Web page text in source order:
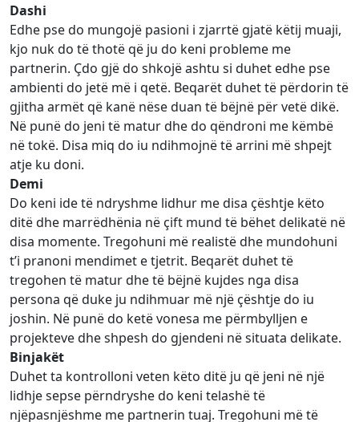
Dashi
Edhe pse do mungojë pasioni i zjarrtë gjatë këtij muaji,
kjo nuk do të thotë që ju do keni probleme me
partnerin. Çdo gjë do shkojë ashtu si duhet edhe pse
ambienti do jetë më i qetë. Beqarët duhet të përdorin të
gjitha armët që kanë nëse duan të bëjnë për vetë dikë.
Në punë do jeni të matur dhe do qëndroni me këmbë
në tokë. Disa miq do iu ndihmojnë të arrini më shpejt
atje ku doni.
Demi
Do keni ide të ndryshme lidhur me disa çështje këto
ditë dhe marrëdhënia në çift mund të bëhet delikatë në
disa momente. Tregohuni më realistë dhe mundohuni
t’i pranoni mendimet e tjetrit. Beqarët duhet të
tregohen të matur dhe të bëjnë kujdes nga disa
persona që duke ju ndihmuar më një çështje do iu
joshin. Në punë do ketë vonesa me përmbylljen e
projekteve dhe shpesh do gjendeni në situata delikate.
Binjakët
Duhet ta kontrolloni veten këto ditë ju që jeni në një
lidhje sepse përndryshe do keni telashë të
njëpasnjëshme me partnerin tuaj. Tregohuni më të